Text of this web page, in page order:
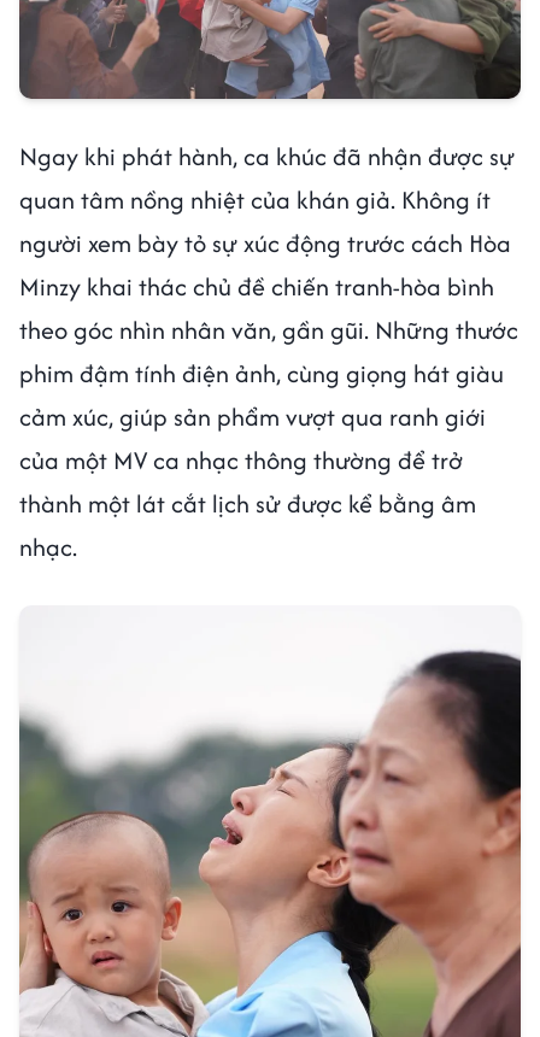
Ngay khi phát hành, ca khúc đã nhận được sự
quan tâm nồng nhiệt của khán giả. Không ít
người xem bày tỏ sự xúc động trước cách Hòa
Minzy khai thác chủ đề chiến tranh-hòa bình
theo góc nhìn nhân văn, gần gũi. Những thước
phim đậm tính điện ảnh, cùng giọng hát giàu
cảm xúc, giúp sản phẩm vượt qua ranh giới
của một MV ca nhạc thông thường để trở
thành một lát cắt lịch sử được kể bằng âm
nhạc.